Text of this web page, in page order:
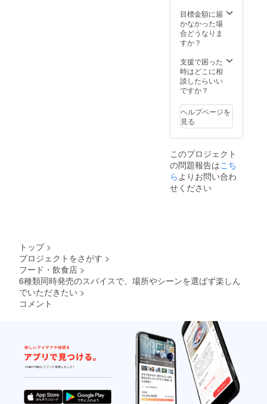
目標金額に届
かなかった場
合どうなりま
すか？
支援で困った
時はどこに相
談したらいい
ですか？
ヘルプページを
見る
このプロジェクト
の問題報告はこち
ら よりお問い合わ
せください
トップ >
プロジェクトをさがす >
フード・飲食店 >
6種類同時発売のスパイスで、場所やシーンを選ばず楽しん
でいただきたい >
コメント